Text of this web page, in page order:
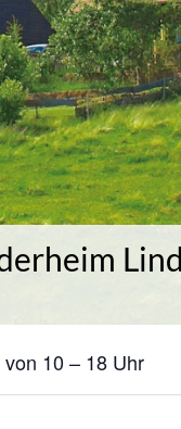
10 – 18 Uhr